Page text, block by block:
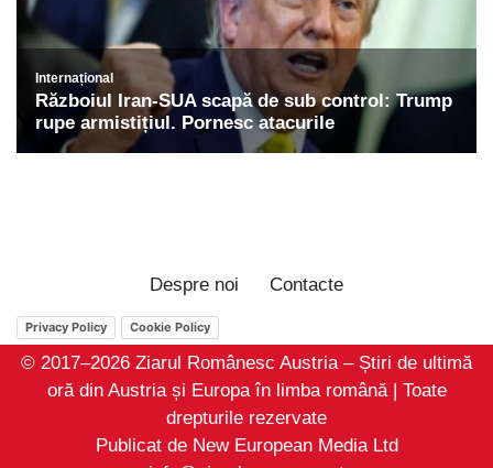
Despre noi Contacte
Privacy Policy Cookie Policy
© 2017–2026 Ziarul Românesc Austria – Știri de ultimă
oră din Austria și Europa în limba română | Toate
drepturile rezervate
Publicat de New European Media Ltd